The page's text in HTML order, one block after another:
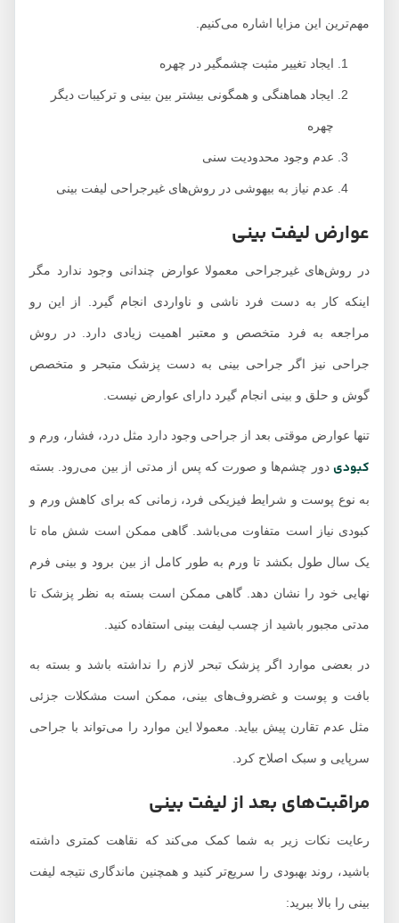
مهم‌ترین این مزایا اشاره می‌کنیم.
ایجاد تغییر مثبت چشمگیر در چهره
ایجاد هماهنگی و همگونی بیشتر بین بینی و ترکیبات دیگر
عدم وجود محدودیت سنی
عدم نیاز به بیهوشی در روش‌های غیرجراحی لیفت بینی
عوارض لیفت بینی
در روش‌های غیرجراحی معمولا عوارض چندانی وجود ندارد مگر
اینکه کار به دست فرد ناشی و ناواردی انجام گیرد. از این رو
مراجعه به فرد متخصص و معتبر اهمیت زیادی دارد. در روش
جراحی نیز اگر جراحی بینی به دست پزشک متبحر و متخصص
گوش و حلق و بینی انجام گیرد دارای عوارض نیست.
تنها عوارض موقتی بعد از جراحی وجود دارد مثل درد، فشار، ورم و
کبودیدور چشم‌ها و صورت که پس از مدتی از بین می‌رود. بسته
به نوع پوست و شرایط فیزیکی فرد، زمانی که برای کاهش ورم و
کبودی نیاز است متفاوت می‌باشد. گاهی ممکن است شش ماه تا
یک سال طول بکشد تا ورم به طور کامل از بین برود و بینی فرم
نهایی خود را نشان دهد. گاهی ممکن است بسته به نظر پزشک تا
مدتی مجبور باشید از چسب لیفت بینی استفاده کنید.
در بعضی موارد اگر پزشک تبحر لازم را نداشته باشد و بسته به
بافت و پوست و غضروف‌های بینی، ممکن است مشکلات جزئی
مثل عدم تقارن پیش بیاید. معمولا این موارد را می‌تواند با جراحی
سرپایی و سبک اصلاح کرد.
مراقبت‌های بعد از لیفت بینی
رعایت نکات زیر به شما کمک می‌کند که نقاهت کمتری داشته
باشید، روند بهبودی را سریع‌تر کنید و همچنین ماندگاری نتیجه لیفت
بینی را بالا ببرید: